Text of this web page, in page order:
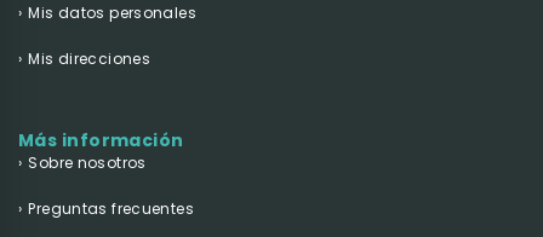
Mis datos personales
Mis direcciones
Más información
Sobre nosotros
Preguntas frecuentes